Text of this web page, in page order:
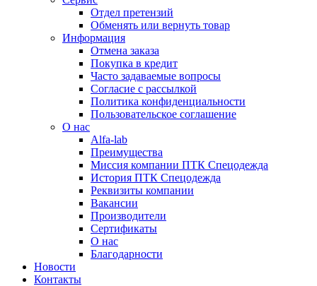
Отдел претензий
Обменять или вернуть товар
Информация
Отмена заказа
Покупка в кредит
Часто задаваемые вопросы
Согласие с рассылкой
Политика конфиденциальности
Пользовательское соглашение
О нас
Alfa-lab
Преимущества
Миссия компании ПТК Спецодежда
История ПТК Спецодежда
Реквизиты компании
Вакансии
Производители
Сертификаты
О нас
Благодарности
Новости
Контакты